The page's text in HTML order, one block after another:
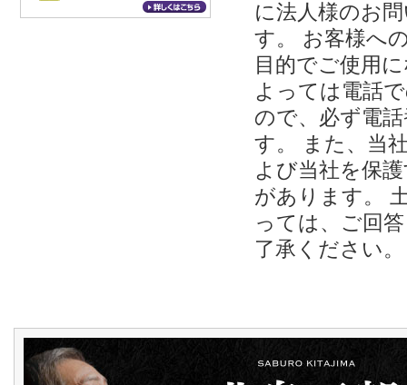
に法人様のお
す。 お客様へ
目的でご使用
よっては電話
ので、必ず電
す。 また、当
よび当社を保
があります。
っては、ご回
了承ください。